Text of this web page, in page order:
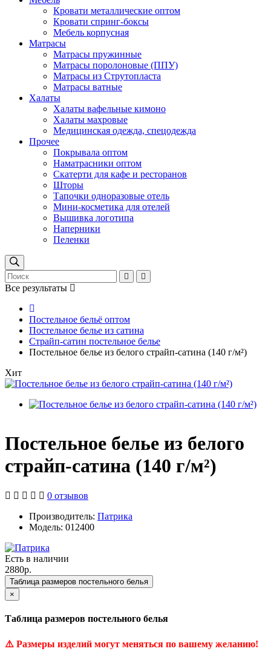
Кровати металлические оптом
Кровати спринг-боксы
Мебель корпусная
Матрасы
Матрасы пружинные
Матрасы поролоновые (ППУ)
Матрасы из Струтопласта
Матрасы ватные
Халаты
Халаты вафельные кимоно
Халаты махровые
Медицинская одежда, спецодежда
Прочее
Покрывала оптом
Наматрасники оптом
Скатерти для кафе и ресторанов
Шторы
Тапочки одноразовые отель
Мини-косметика для отелей
Вышивка логотипа
Наперники
Пеленки
Все результаты
Постельное бельё оптом
Постельное белье из сатина
Страйп-сатин постельное белье
Постельное белье из белого страйп-сатина (140 г/м²)
Хит
Постельное белье из белого
страйп-сатина (140 г/м²)
0 отзывов
Производитель: Патрика
Модель: 012400
Есть в наличии
2880р.
Таблица размеров постельного белья
×
Таблица размеров постельного белья
⚠️ Размеры изделий могут меняться по вашему желанию!